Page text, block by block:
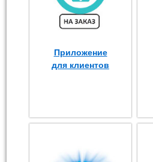
Приложение
для клиентов